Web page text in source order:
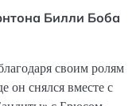
Билли Боба
своим ролям
он снялся вместе с